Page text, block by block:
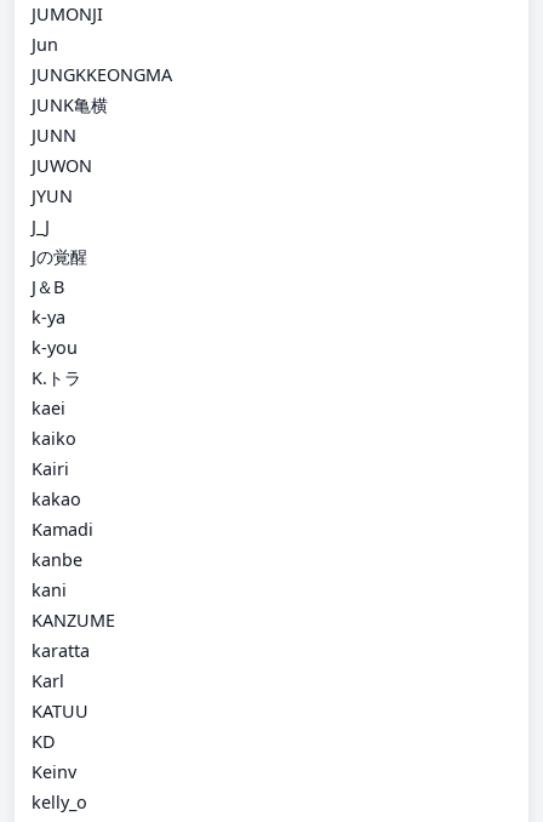
JUMONJI
Jun
JUNGKKEONGMA
JUNK亀横
JUNN
JUWON
JYUN
J_J
Jの覚醒
J＆B
k-ya
k-you
K.トラ
kaei
kaiko
Kairi
kakao
Kamadi
kanbe
kani
KANZUME
karatta
Karl
KATUU
KD
Keinv
kelly_o